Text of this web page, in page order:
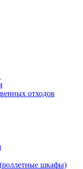
отходов
шкафы)